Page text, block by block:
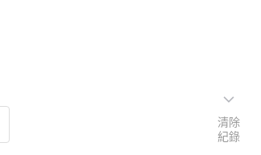
清除
紀錄